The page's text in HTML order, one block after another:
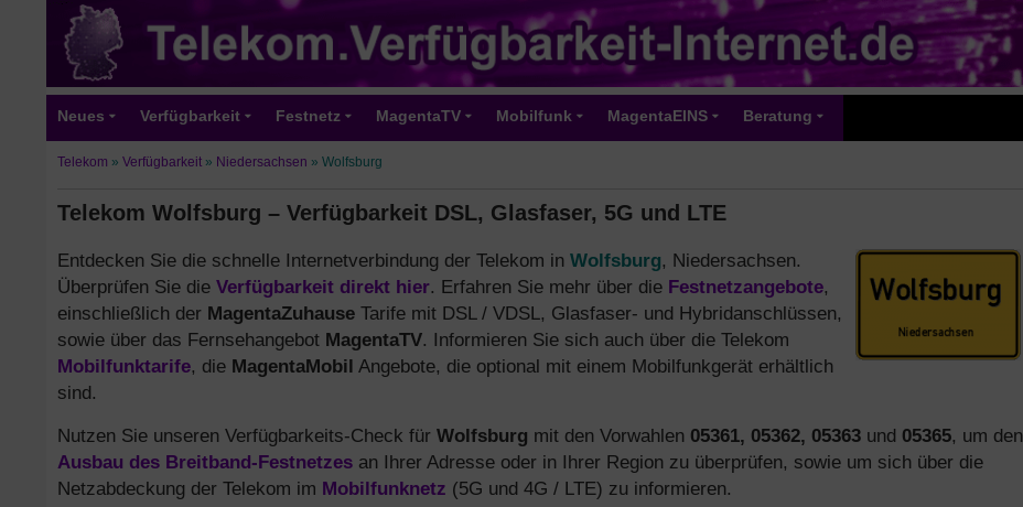
Neues Verfügbarkeit Festnetz MagentaTV Mobilfunk MagentaEINS Beratung
Telekom » Verfügbarkeit » Niedersachsen » Wolfsburg
Telekom Wolfsburg – Verfügbarkeit DSL, Glasfaser, 5G und LTE
Entdecken Sie die schnelle Internetverbindung der Telekom in Wolfsburg, Niedersachsen.
Überprüfen Sie die Verfügbarkeit direkt hier. Erfahren Sie mehr über die Festnetzangebote,
einschließlich der MagentaZuhause Tarife mit DSL / VDSL, Glasfaser- und Hybridanschlüssen,
sowie über das Fernsehangebot MagentaTV. Informieren Sie sich auch über die Telekom
Mobilfunktarife, die MagentaMobil Angebote, die optional mit einem Mobilfunkgerät erhältlich
sind.
Nutzen Sie unseren Verfügbarkeits-Check für Wolfsburg mit den Vorwahlen 05361, 05362, 05363 und 05365, um den
Ausbau des Breitband-Festnetzes an Ihrer Adresse oder in Ihrer Region zu überprüfen, sowie um sich über die
Netzabdeckung der Telekom im Mobilfunknetz (5G und 4G / LTE) zu informieren.